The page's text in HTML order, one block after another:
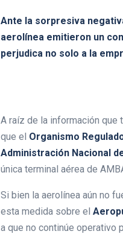
Ante la sorpresiva
aerolínea emitieron un
perjudica no solo a la
A raíz de la información que
que el Organismo
Administración Nacional
única terminal aérea de
Si bien la aerolínea aún no
esta medida sobre el
a que no continúe operativo